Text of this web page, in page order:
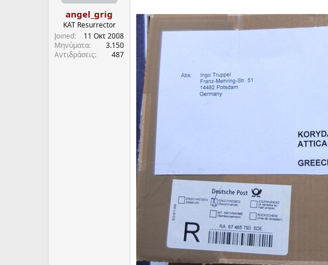
angel_grig
KAT Resurrector
Joined
11 Οκτ 2008
Μηνύματα
3.150
Αντιδράσεις
487